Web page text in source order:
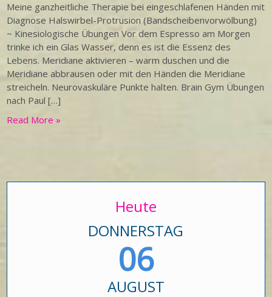
Meine ganzheitliche Therapie bei eingeschlafenen Händen mit
Diagnose Halswirbel-Protrusion (Bandscheibenvorwölbung)
~ Kinesiologische Übungen Vor dem Espresso am Morgen
trinke ich ein Glas Wasser, denn es ist die Essenz des
Lebens. Meridiane aktivieren – warm duschen und die
Meridiane abbrausen oder mit den Händen die Meridiane
streicheln. Neurovaskuläre Punkte halten. Brain Gym Übungen
nach Paul […]
Read More »
Heute
DONNERSTAG
06
AUGUST